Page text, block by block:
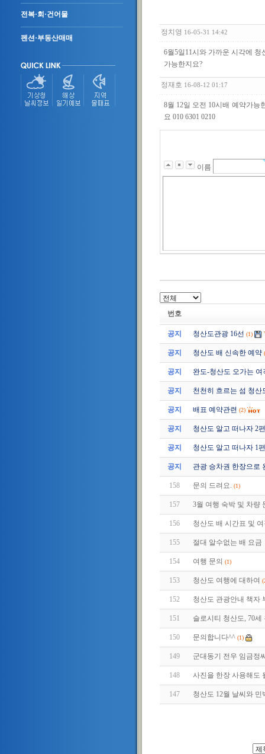
전복·회·건어물
펜션·부동산매매
정치영 16-05-31 14:42
6월5일11시와 가까운 시각에 청
가능한지요?
정재호 16-08-12 01:17
8월 12일 오전 10시배 예
요 010 6301 0210
이름
번호
공지 청산도관광 16선 (1)
공지 청산도 배 신속한 예약
공지 완도-청산도 오가는
공지 천천히 흐르는 섬 청산
공지 배표 예약관련 (2)
공지 청산도 알고 떠나자 2
공지 청산도 알고 떠나자 1
공지 관광 승차권 한장으로
158 문의 드려요. (1)
157 3월 여행 숙박 및 차량
156 청산도 배 시간표 및
155 절대 알수없는 배 요금
154 여행 문의 (1)
153 청산도 여행에 대하여
152 청산도 관광안내 책자
151 슬로시티 청산도, 70세
150 문의합니다^^ (1)
149 군대동기 전우 임금정
148 사진을 한장 사용해도
147 청산도 12월 날씨와 민